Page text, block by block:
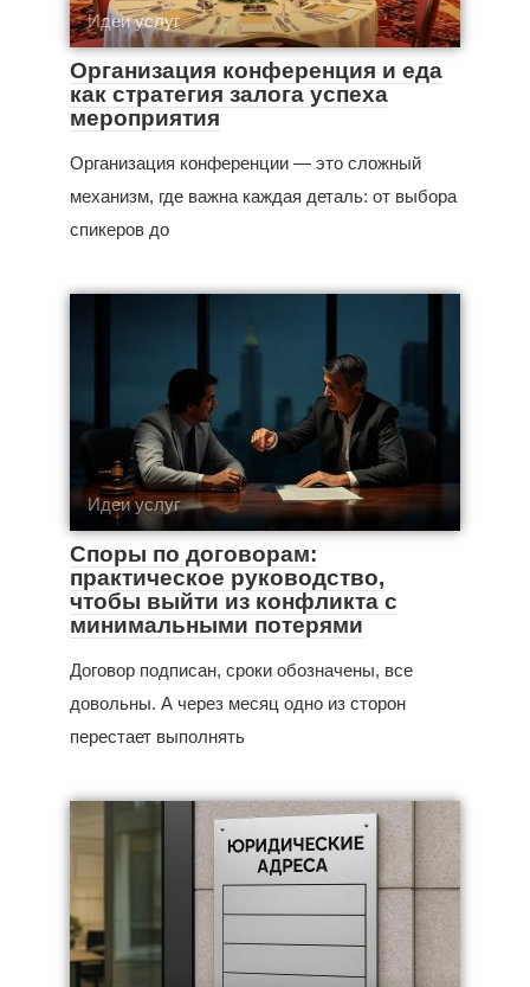
Идеи услуг
Организация конференция и еда
как стратегия залога успеха
мероприятия
Организация конференции — это сложный
механизм, где важна каждая деталь: от выбора
спикеров до
Идеи услуг
Споры по договорам:
практическое руководство,
чтобы выйти из конфликта с
минимальными потерями
Договор подписан, сроки обозначены, все
довольны. А через месяц одно из сторон
перестает выполнять